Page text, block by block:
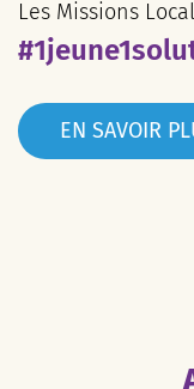
Les Missions
EN SAVOIR